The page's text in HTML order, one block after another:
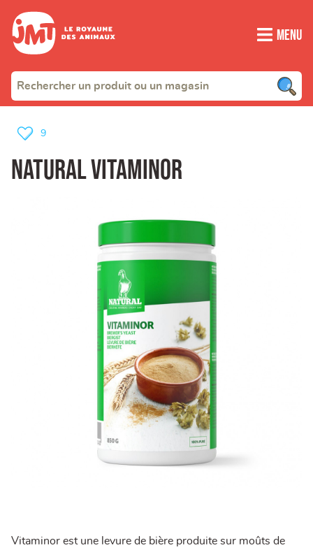
Menu
Natural vitaminor
9
Vitaminor est une levure de bière produite sur moûts de